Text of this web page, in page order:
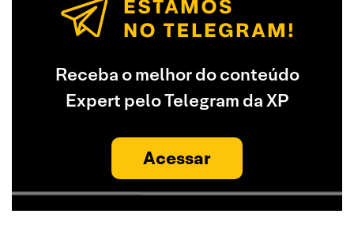
Receba o melhor do conteúdo
Expert pelo Telegram da XP
Acessar